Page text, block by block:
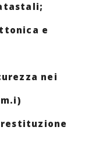
e
nei